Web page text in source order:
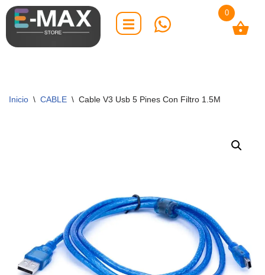
Saltar
al
Inicio \ CABLE \ Cable V3 Usb 5 Pines Con Filtro 1.5M
0